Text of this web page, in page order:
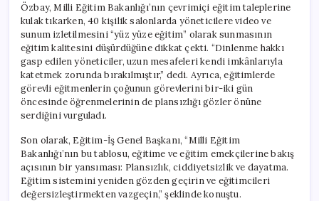
Özbay, Milli Eğitim Bakanlığı’nın çevrimiçi eğitim taleplerine
kulak tıkarken, 40 kişilik salonlarda yöneticilere video ve
sunum izletilmesini “yüz yüze eğitim” olarak sunmasının
eğitim kalitesini düşürdüğüne dikkat çekti. “Dinlenme hakkı
gasp edilen yöneticiler, uzun mesafeleri kendi imkânlarıyla
katetmek zorunda bırakılmıştır,” dedi. Ayrıca, eğitimlerde
görevli eğitmenlerin çoğunun görevlerini bir-iki gün
öncesinde öğrenmelerinin de plansızlığı gözler önüne
serdiğini vurguladı.
Son olarak, Eğitim-İş Genel Başkanı, “Milli Eğitim
Bakanlığı’nın bu tablosu, eğitime ve eğitim emekçilerine bakış
açısının bir yansıması: Plansızlık, ciddiyetsizlik ve dayatma.
Eğitim sistemini yeniden gözden geçirin ve eğitimcileri
değersizleştirmekten vazgeçin,” şeklinde konuştu.